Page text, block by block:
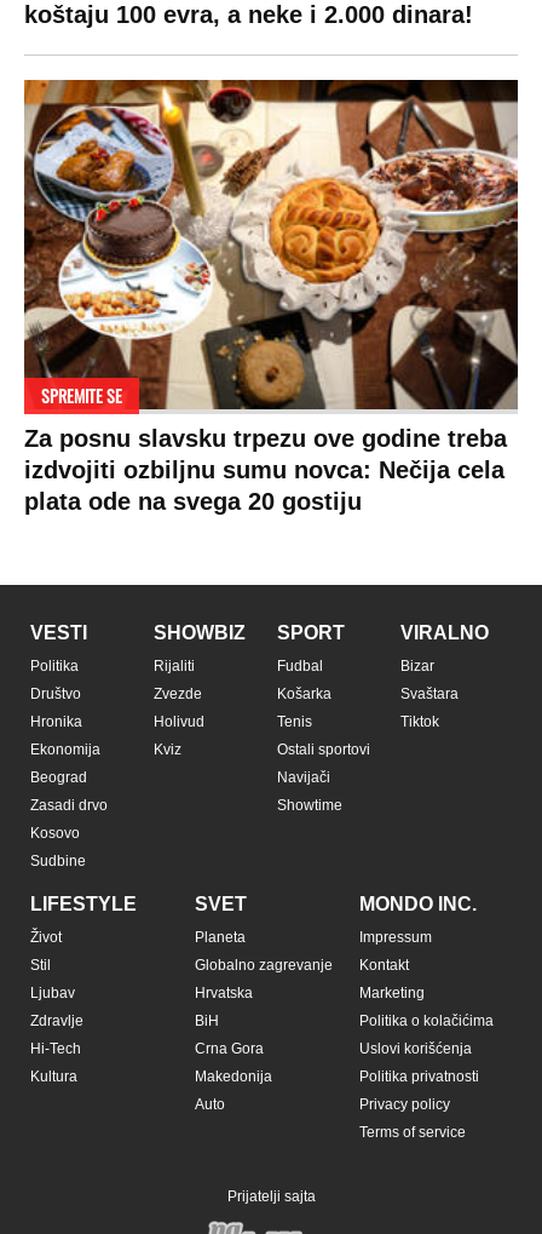
koštaju 100 evra, a neke i 2.000 dinara!
SPREMITE SE
Za posnu slavsku trpezu ove godine treba
izdvojiti ozbiljnu sumu novca: Nečija cela
plata ode na svega 20 gostiju
VESTI
Politika
Društvo
Hronika
Ekonomija
Beograd
Zasadi drvo
Kosovo
Sudbine
SHOWBIZ
Rijaliti
Zvezde
Holivud
Kviz
SPORT
Fudbal
Košarka
Tenis
Ostali sportovi
Navijači
Showtime
VIRALNO
Bizar
Svaštara
Tiktok
LIFESTYLE
Život
Stil
Ljubav
Zdravlje
Hi-Tech
Kultura
SVET
Planeta
Globalno zagrevanje
Hrvatska
BiH
Crna Gora
Makedonija
Auto
MONDO INC.
Impressum
Kontakt
Marketing
Politika o kolačićima
Uslovi korišćenja
Politika privatnosti
Privacy policy
Terms of service
Prijatelji sajta